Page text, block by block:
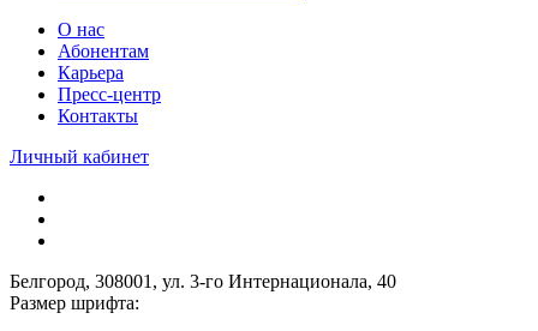
О нас
Абонентам
Карьера
Пресс-центр
Контакты
Личный кабинет
Белгород, 308001, ул. 3-го Интернационала, 40
Размер шрифта: